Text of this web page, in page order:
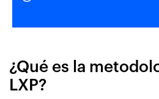
¿Qué es la
LXP?